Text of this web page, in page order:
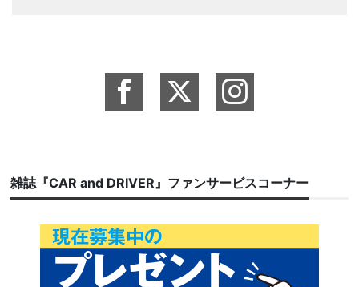
雑誌『CAR and DRIVER』ファンサービスコーナー